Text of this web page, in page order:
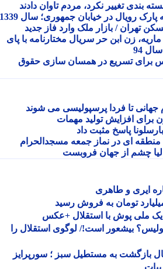
تغییر نکرد، مردم تاوان دادند
در خیابان جمهوری؛ سال 1339
/ بازار ملک وارد فاز جدید
زن ابن حر سریال مختارنامه با پای
تسریع در همسان سازی حقوق
تا فردا پرسپولیسی می شوند
افزایش تولید مهمات
پاسخ مثبت داد
ای در نماز جمعه مسجدالحرام
چشم از جهان فروبست
و طاهری
پوش با استقلال +عکس
بیشعور است!/ لوگوی استقلال را
به مستطیل سبز ؛ سورپرایز